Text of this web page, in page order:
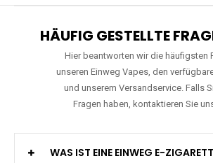
HÄUFIG GESTELLTE
Hier beantworten wir die häufigsten
unseren Einweg Vapes, den
und unserem Versandservice. Falls
Fragen haben, kontaktieren Sie
WAS IST EINE EINWEG E-